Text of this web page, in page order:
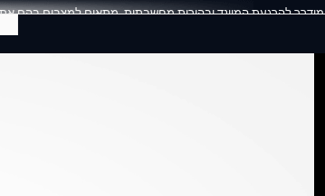
מודרך להרגעת המיינד ובהירות מחשבתית. מתאים למצבים בהם